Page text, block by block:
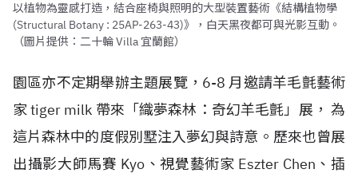
以植物為靈感打造，結合座椅與照明的大型裝置藝術《結構植物學
(Structural Botany : 25AP-263-43)》，白天黑夜都可與光影互動。
（圖片提供：二十輪 Villa 宜蘭館）
園區亦不定期舉辦主題展覽，6-8 月邀請羊毛氈藝術
家 tiger milk 帶來「織夢森林：奇幻羊毛氈」展， 為
這片森林中的度假別墅注入夢幻與詩意。歷來也曾展
出攝影大師馬賽 Kyo、視覺藝術家 Eszter Chen、插